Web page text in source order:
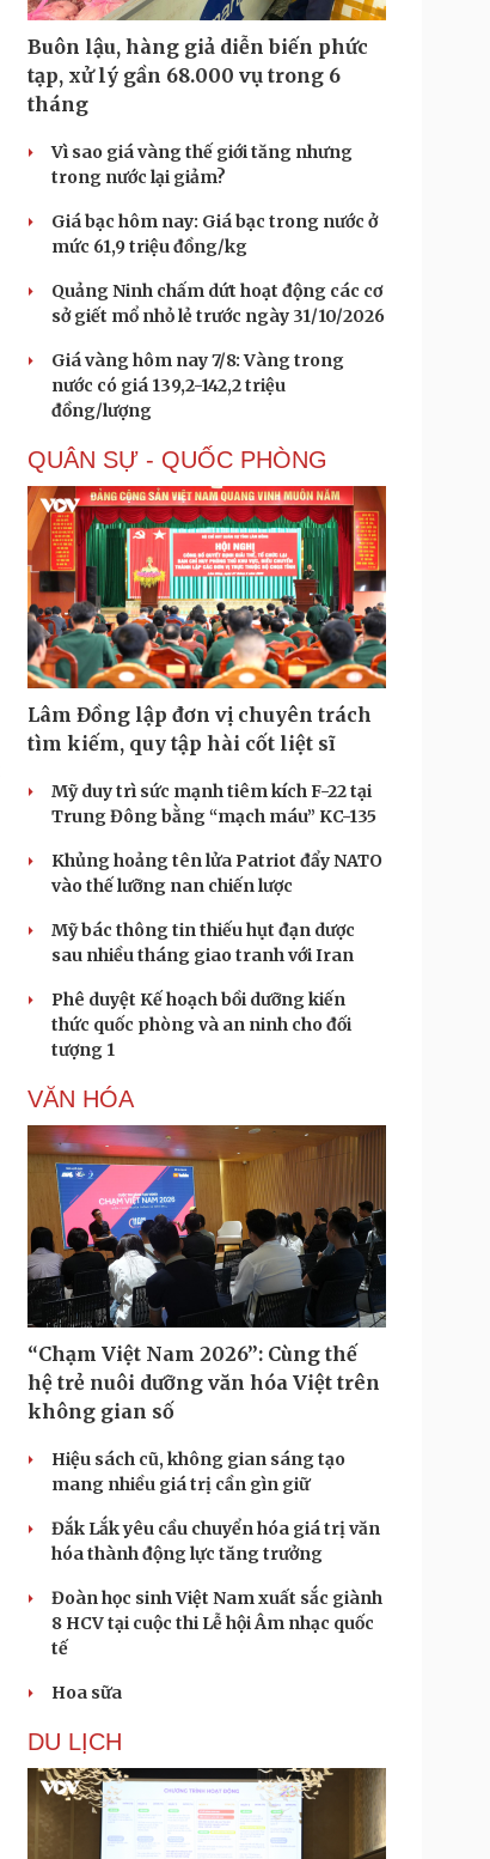
Buôn lậu, hàng giả diễn biến phức
tạp, xử lý gần 68.000 vụ trong 6
tháng
Vì sao giá vàng thế giới tăng nhưng
trong nước lại giảm?
Giá bạc hôm nay: Giá bạc trong nước ở
mức 61,9 triệu đồng/kg
Quảng Ninh chấm dứt hoạt động các cơ
sở giết mổ nhỏ lẻ trước ngày 31/10/2026
Giá vàng hôm nay 7/8: Vàng trong
nước có giá 139,2-142,2 triệu
đồng/lượng
QUÂN SỰ - QUỐC PHÒNG
Lâm Đồng lập đơn vị chuyên trách
tìm kiếm, quy tập hài cốt liệt sĩ
Mỹ duy trì sức mạnh tiêm kích F-22 tại
Trung Đông bằng “mạch máu” KC-135
Khủng hoảng tên lửa Patriot đẩy NATO
vào thế lưỡng nan chiến lược
Mỹ bác thông tin thiếu hụt đạn dược
sau nhiều tháng giao tranh với Iran
Phê duyệt Kế hoạch bồi dưỡng kiến
thức quốc phòng và an ninh cho đối
tượng 1
VĂN HÓA
“Chạm Việt Nam 2026”: Cùng thế
hệ trẻ nuôi dưỡng văn hóa Việt trên
không gian số
Hiệu sách cũ, không gian sáng tạo
mang nhiều giá trị cần gìn giữ
Đắk Lắk yêu cầu chuyển hóa giá trị văn
hóa thành động lực tăng trưởng
Đoàn học sinh Việt Nam xuất sắc giành
8 HCV tại cuộc thi Lễ hội Âm nhạc quốc
tế
Hoa sữa
DU LỊCH